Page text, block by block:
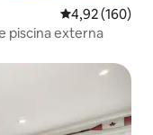
4,92 de uma
4,92 (160)
piscina externa